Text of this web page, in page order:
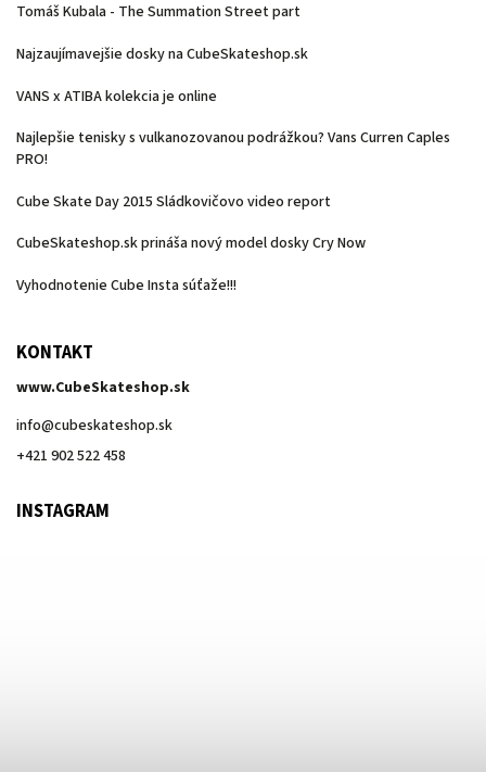
Tomáš Kubala - The Summation Street part
Najzaujímavejšie dosky na CubeSkateshop.sk
VANS x ATIBA kolekcia je online
Najlepšie tenisky s vulkanozovanou podrážkou? Vans Curren Caples
PRO!
Cube Skate Day 2015 Sládkovičovo video report
CubeSkateshop.sk prináša nový model dosky Cry Now
Vyhodnotenie Cube Insta súťaže!!!
KONTAKT
www.CubeSkateshop.sk
info@cubeskateshop.sk
+421 902 522 458
INSTAGRAM